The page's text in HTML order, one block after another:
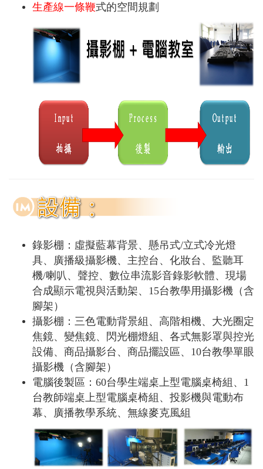
生產線一條鞭式的空間規劃
錄影棚：虛擬藍幕背景、懸吊式/立式冷光燈
具、廣播級攝影機、主控台、化妝台、監聽耳
機/喇叭、聲控、數位串流影音錄影軟體、現場
合成顯示電視與活動架、15台教學用攝影機（含
腳架）
攝影棚：三色電動背景組、高階相機、大光圈定
焦鏡、變焦鏡、閃光棚燈組、各式無影罩與控光
設備、商品攝影台、商品擺設區、10台教學單眼
攝影機（含腳架）
電腦後製區：60台學生端桌上型電腦桌椅組、1
台教師端桌上型電腦桌椅組、投影機與電動布
幕、廣播教學系統、無線麥克風組